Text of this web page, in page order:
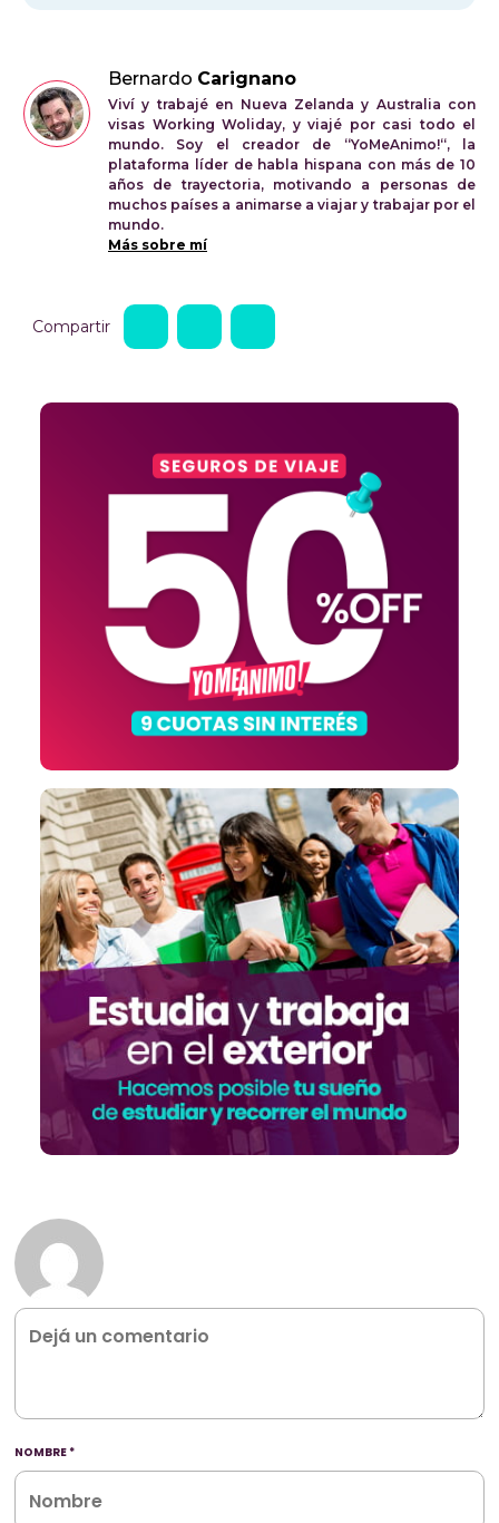
Bernardo Carignano
Viví y trabajé en Nueva Zelanda y Australia con
visas Working Woliday, y viajé por casi todo el
mundo. Soy el creador de “YoMeAnimo!“, la
plataforma líder de habla hispana con más de 10
años de trayectoria, motivando a personas de
muchos países a animarse a viajar y trabajar por el
mundo.
Más sobre mí
Compartir
NOMBRE *